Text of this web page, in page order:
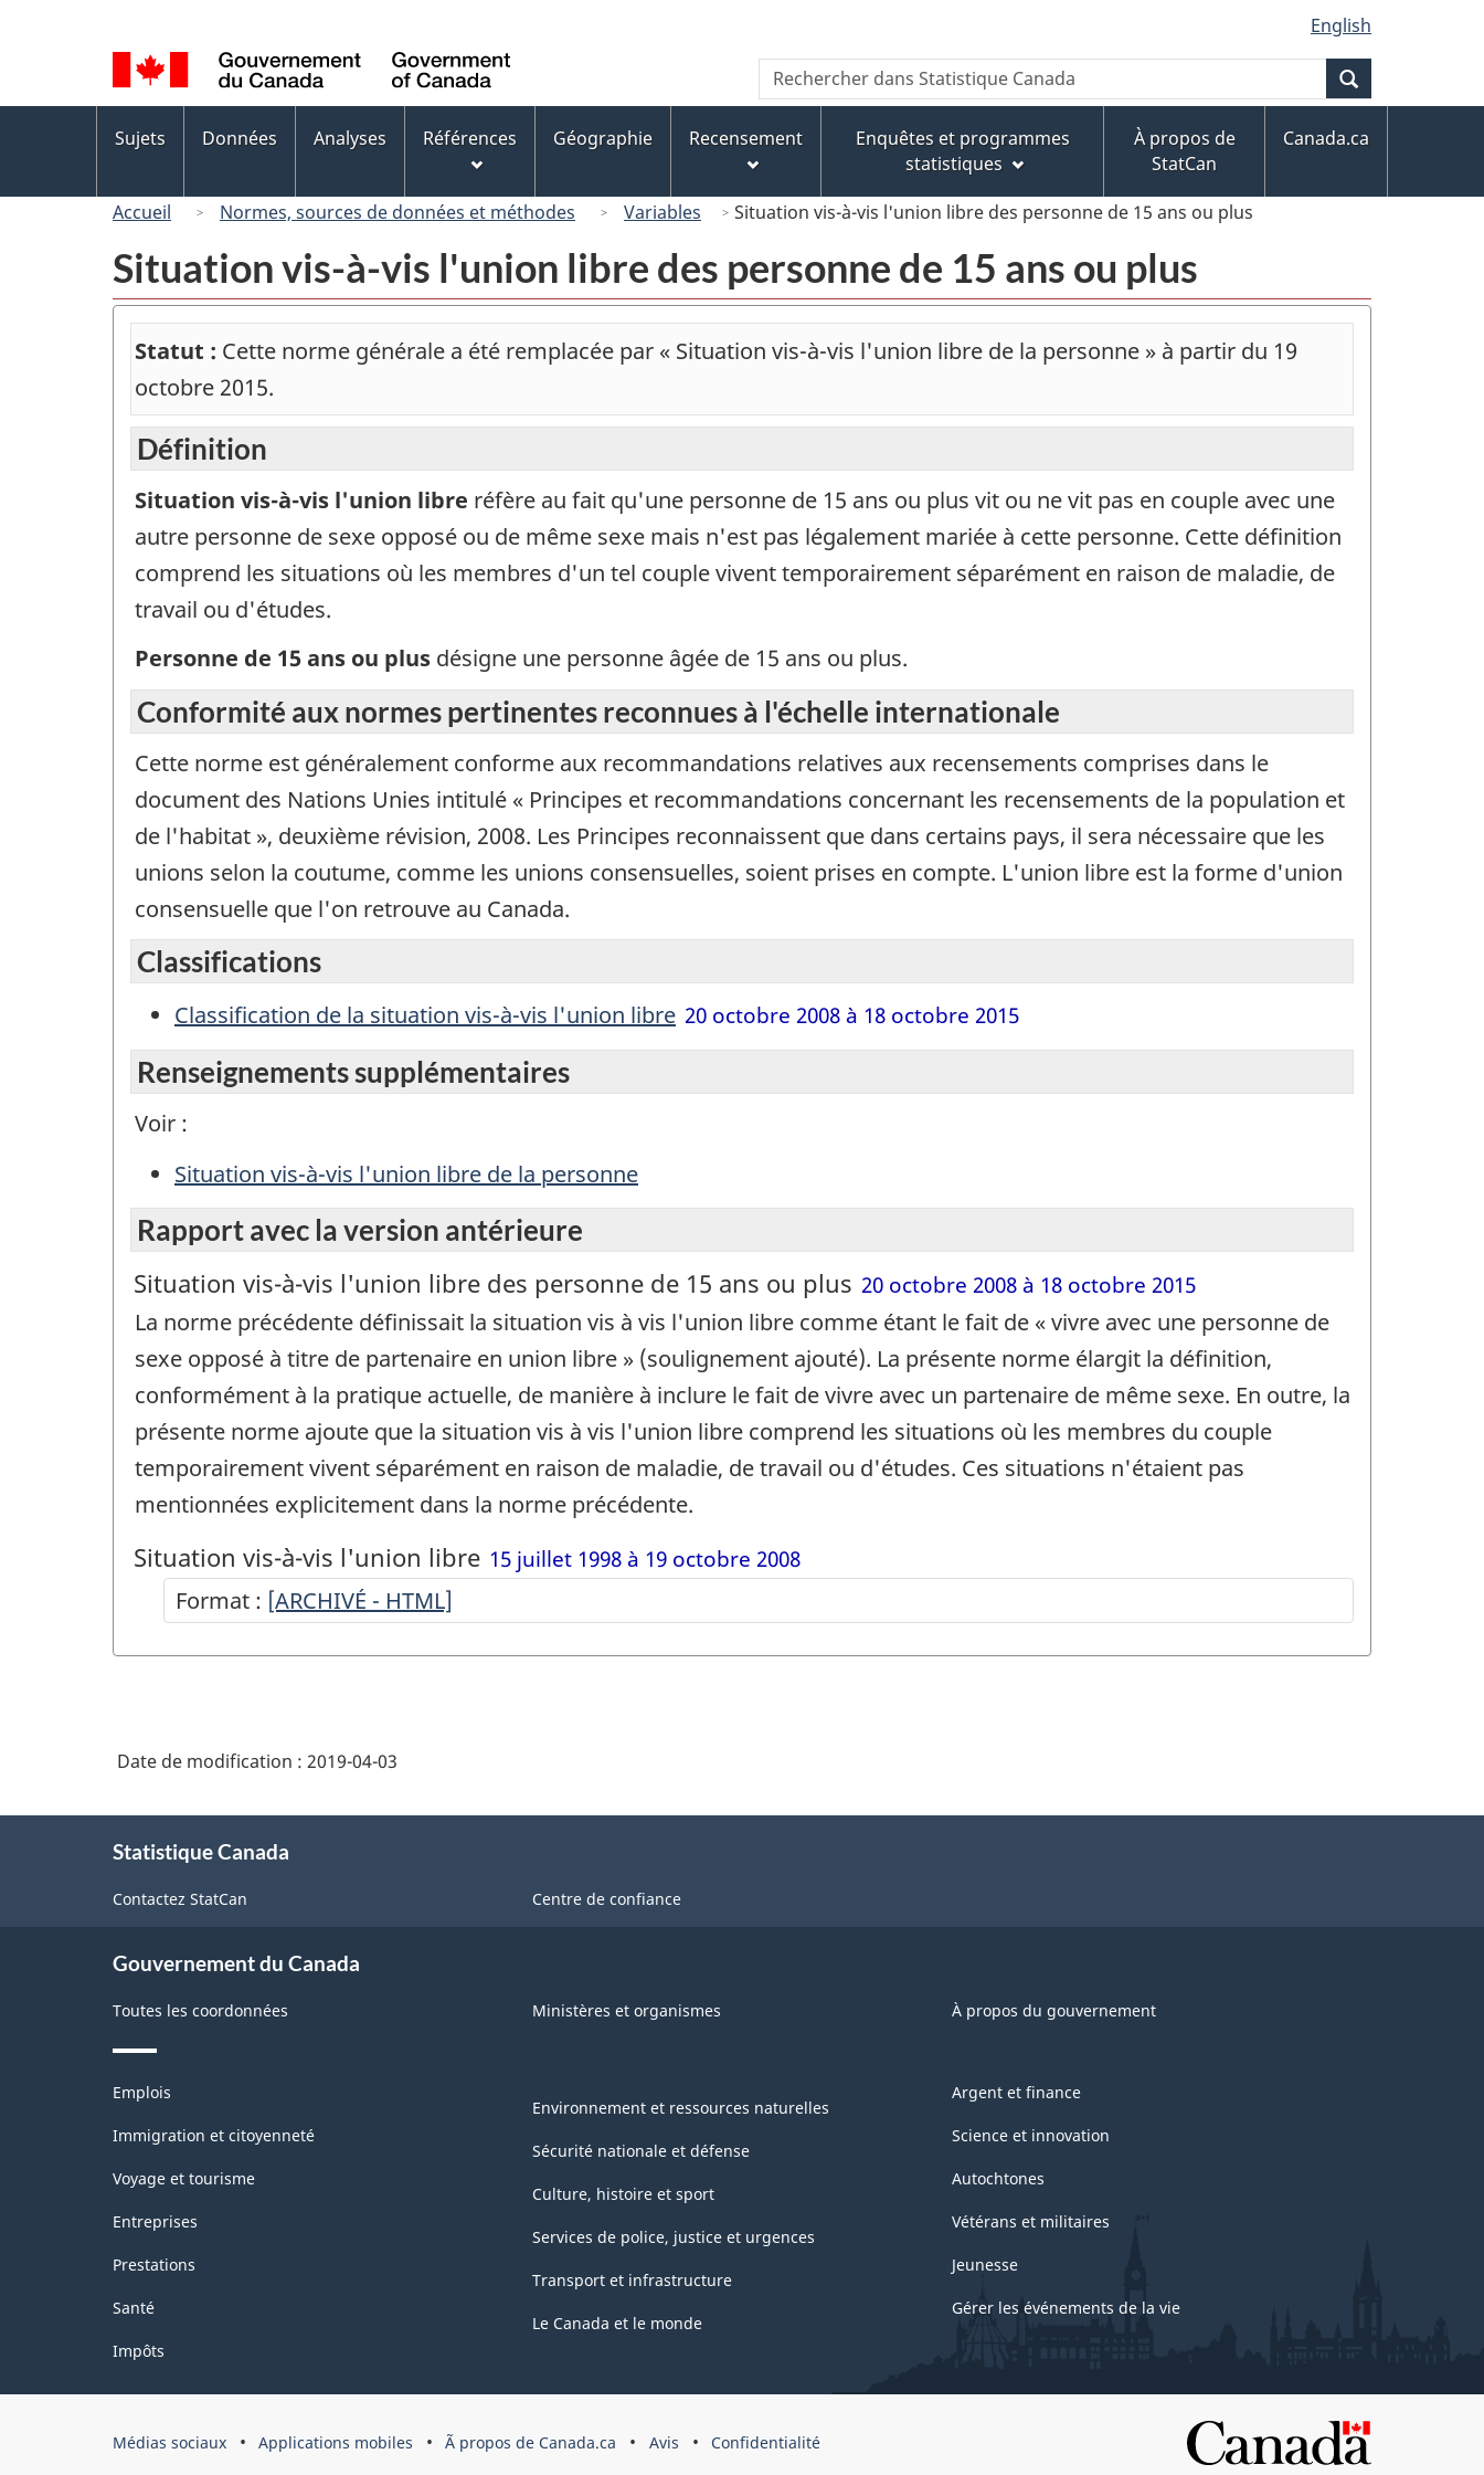
au
contenu
principal
« À
propos
de
ce
version
HTML
simplifiée
de
la
langue
English
Canada
Recherche
Rechercher
dans
Canada
des
Sujets Données Analyses Références Géographie Recensement
Enquêtes et programmes
statistiques
À propos de
StatCan
Canada.ca
Accueil Normes, sources de données et méthodes Variables Situation vis-à-vis l'union libre des personne de 15 ans ou plus
Situation vis-à-vis l'union libre des personne de 15 ans ou plus
Statut : Cette norme générale a été remplacée par « Situation vis-à-vis l'union libre de la personne » à partir du 19
octobre 2015.
Définition
Situation vis-à-vis l'union libre réfère au fait qu'une personne de 15 ans ou plus vit ou ne vit pas en couple avec une
autre personne de sexe opposé ou de même sexe mais n'est pas légalement mariée à cette personne. Cette définition
comprend les situations où les membres d'un tel couple vivent temporairement séparément en raison de maladie, de
travail ou d'études.
Personne de 15 ans ou plus désigne une personne âgée de 15 ans ou plus.
Conformité aux normes pertinentes reconnues à l'échelle internationale
Cette norme est généralement conforme aux recommandations relatives aux recensements comprises dans le
document des Nations Unies intitulé « Principes et recommandations concernant les recensements de la population et
de l'habitat », deuxième révision, 2008. Les Principes reconnaissent que dans certains pays, il sera nécessaire que les
unions selon la coutume, comme les unions consensuelles, soient prises en compte. L'union libre est la forme d'union
consensuelle que l'on retrouve au Canada.
Classifications
Classification de la situation vis-à-vis l'union libre 20 octobre 2008 à 18 octobre 2015
Renseignements supplémentaires
Voir :
Situation vis-à-vis l'union libre de la personne
Rapport avec la version antérieure
Situation vis-à-vis l'union libre des personne de 15 ans ou plus 20 octobre 2008 à 18 octobre 2015
La norme précédente définissait la situation vis à vis l'union libre comme étant le fait de « vivre avec une personne de
sexe opposé à titre de partenaire en union libre » (soulignement ajouté). La présente norme élargit la définition,
conformément à la pratique actuelle, de manière à inclure le fait de vivre avec un partenaire de même sexe. En outre, la
présente norme ajoute que la situation vis à vis l'union libre comprend les situations où les membres du couple
temporairement vivent séparément en raison de maladie, de travail ou d'études. Ces situations n'étaient pas
mentionnées explicitement dans la norme précédente.
Situation vis-à-vis l'union libre 15 juillet 1998 à 19 octobre 2008
Format : -[ARCHIVÉ - HTML]
Date de modification : 2019-04-03
Statistique Canada
Contactez StatCan Centre de confiance
Gouvernement du Canada
Toutes les coordonnées Ministères et organismes À propos du gouvernement
Thèmes
sujets
Emplois
Immigration et citoyenneté
Voyage et tourisme
Entreprises
Prestations
Santé
Impôts
Environnement et ressources naturelles
Sécurité nationale et défense
Culture, histoire et sport
Services de police, justice et urgences
Transport et infrastructure
Le Canada et le monde
Argent et finance
Science et innovation
Autochtones
Vétérans et militaires
Jeunesse
Gérer les événements de la vie
Organisation
Médias sociaux Applications mobiles Ã propos de Canada.ca Avis Confidentialité